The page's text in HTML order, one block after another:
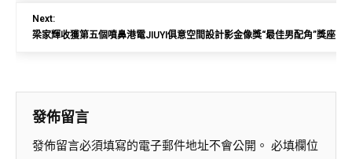
Next:
梁家輝收獲第五個噴鼻港電JIUYI俱意空間設計影金像獎“最佳男配角”獎座
發佈留言
發佈留言必須填寫的電子郵件地址不會公開。 必填欄位